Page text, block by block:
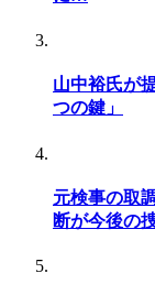
山中裕氏が
つの鍵」
元検事の取
断が今後の